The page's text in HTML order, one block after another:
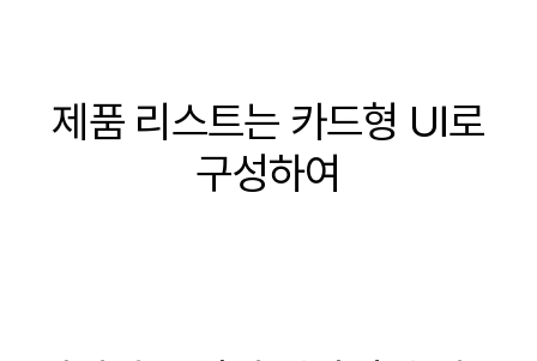
제품 리스트는 카드형 UI로
구성하여